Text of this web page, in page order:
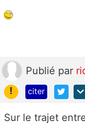
Publié par
!
citer
Sur le trajet